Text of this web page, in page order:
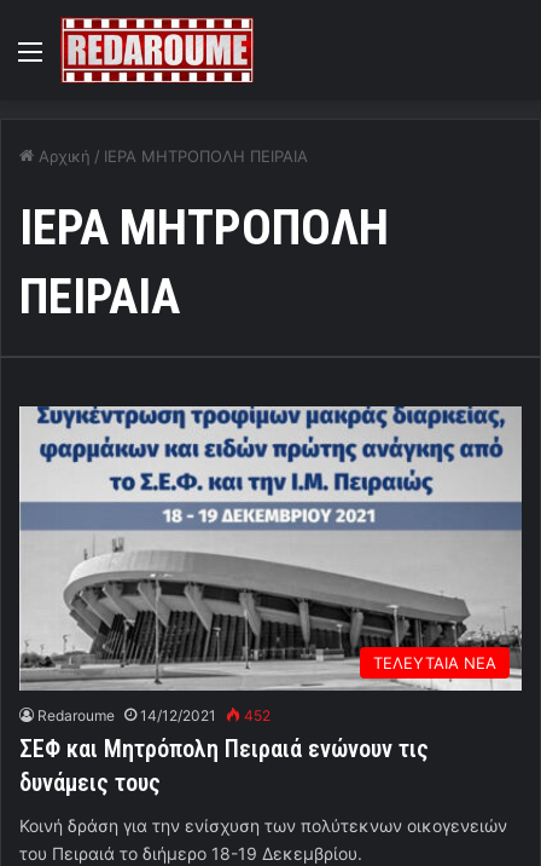
Menu
Αρχική / ΙΕΡΑ ΜΗΤΡΟΠΟΛΗ ΠΕΙΡΑΙΑ
ΙΕΡΑ ΜΗΤΡΟΠΟΛΗ
ΠΕΙΡΑΙΑ
ΤΕΛΕΥΤΑΙΑ ΝΕΑ
Redaroume 14/12/2021 452
ΣΕΦ και Μητρόπολη Πειραιά ενώνουν τις
δυνάμεις τους
Κοινή δράση για την ενίσχυση των πολύτεκνων οικογενειών
του Πειραιά το διήμερο 18-19 Δεκεμβρίου.